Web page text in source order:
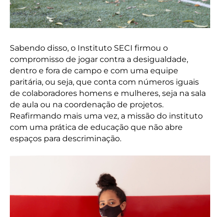
Sabendo disso, o Instituto SECI firmou o
compromisso de jogar contra a desigualdade,
dentro e fora de campo e com uma equipe
paritária, ou seja, que conta com números iguais
de colaboradores homens e mulheres, seja na sala
de aula ou na coordenação de projetos.
Reafirmando mais uma vez, a missão do instituto
com uma prática de educação que não abre
espaços para descriminação.